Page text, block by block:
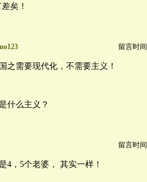
矣！
留言时
之需要现代化，不需要主义！
什么主义？
留言时
4，5个老婆， 其实一样！